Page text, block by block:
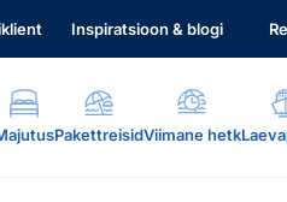
Inspiratsioon & blogi
PakettreisidViimane hetk